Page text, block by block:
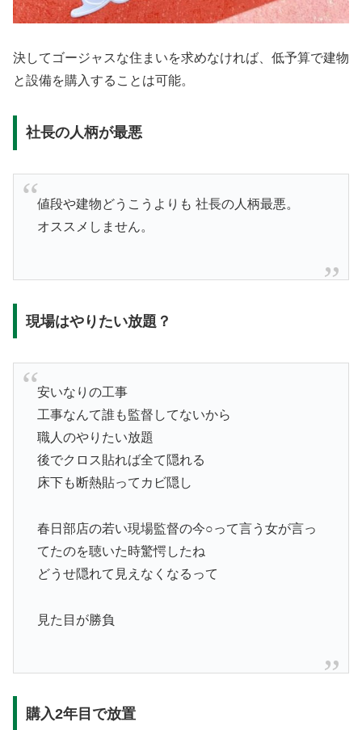
決してゴージャスな住まいを求めなければ、低予算で建物
と設備を購入することは可能。
社長の人柄が最悪
値段や建物どうこうよりも 社長の人柄最悪。
オススメしません。
現場はやりたい放題？
安いなりの工事
工事なんて誰も監督してないから
職人のやりたい放題
後でクロス貼れば全て隠れる
床下も断熱貼ってカビ隠し
春日部店の若い現場監督の今○って言う女が言っ
てたのを聴いた時驚愕したね
どうせ隠れて見えなくなるって
見た目が勝負
購入2年目で放置